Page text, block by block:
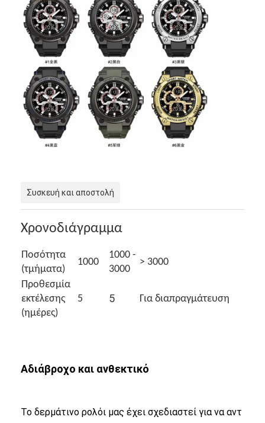
Συσκευή και αποστολή
Χρονοδιάγραμμα
Ποσότητα
(τμήματα)
1000
1000 -
3000
> 3000
Προθεσμία
εκτέλεσης
(ημέρες)
5 5 Για διαπραγμάτευση
Αδιάβροχο και ανθεκτικό
Το δερμάτινο ρολόι μας έχει σχεδιαστεί για να αντ